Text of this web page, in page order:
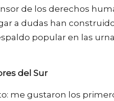
de los derechos
a dudas han
popular en las
del Sur
me gustaron los